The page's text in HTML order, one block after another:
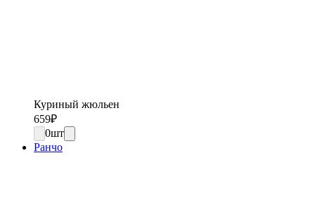
Куриный жюльен
659₽
0шт
Ранчо